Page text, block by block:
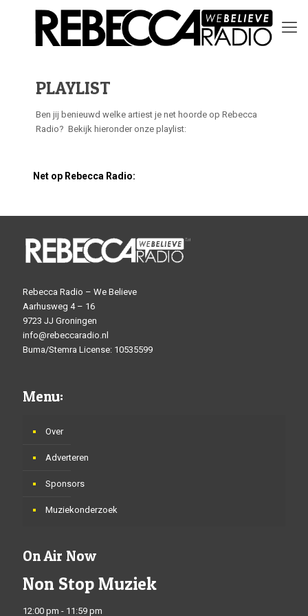
PLAYLIST
Ben jij benieuwd welke artiest je net hoorde op Rebecca
Radio? Bekijk hieronder onze playlist:
Net op Rebecca Radio:
Rebecca Radio – We Believe
Aarhusweg 4 – 16
9723 JJ Groningen
info@rebeccaradio.nl
Buma/Stemra License: 10535599
Menu:
Over
Adverteren
Sponsors
Muziekonderzoek
On Air Now
Non Stop Muziek
12:00 pm - 11:59 pm